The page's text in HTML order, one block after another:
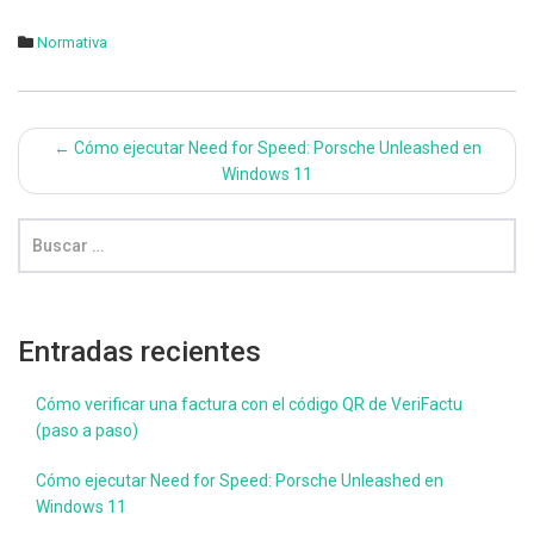
Normativa
Navegación
de
entradas
← Cómo ejecutar Need for Speed: Porsche Unleashed en
Windows 11
Entradas recientes
Cómo verificar una factura con el código QR de VeriFactu
(paso a paso)
Cómo ejecutar Need for Speed: Porsche Unleashed en
Windows 11